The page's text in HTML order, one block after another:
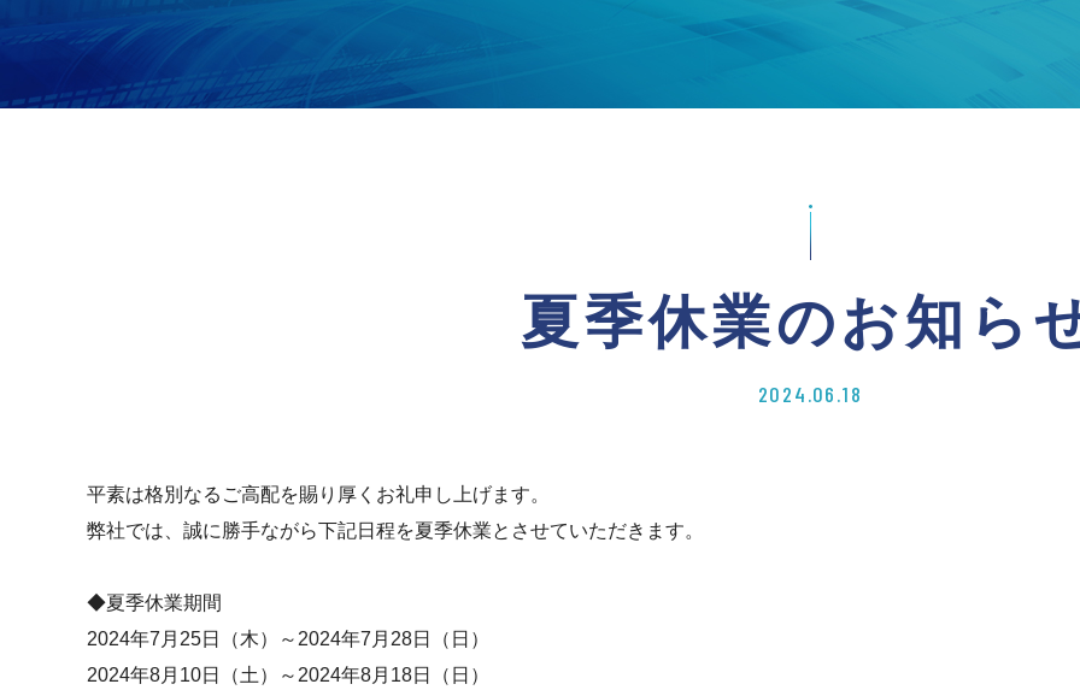
夏季休業のお知ら
2024.06.18
平素は格別なるご高配を賜り厚くお礼申し上げます。
弊社では、誠に勝手ながら下記日程を夏季休業とさせていただきます。
◆夏季休業期間
2024年7月25日（木）～2024年7月28日（日）
2024年8月10日（土）～2024年8月18日（日）